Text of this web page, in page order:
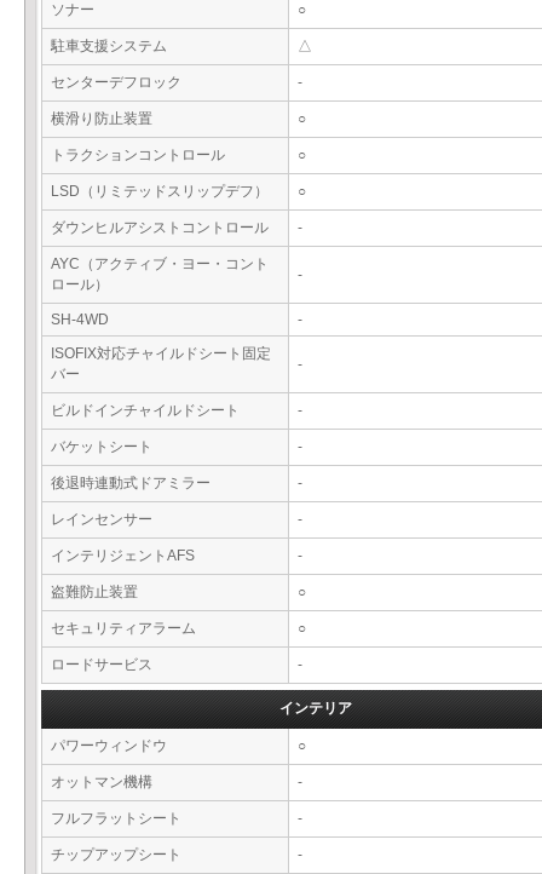
ソナー ○
駐車支援システム △
センターデフロック -
横滑り防止装置 ○
トラクションコントロール ○
LSD（リミテッドスリップデフ） ○
ダウンヒルアシストコントロール -
AYC（アクティブ・ヨー・コント
ロール）
-
SH-4WD
-
ISOFIX対応チャイルドシート固定
バー
-
ビルドインチャイルドシート -
バケットシート -
後退時連動式ドアミラー -
レインセンサー -
インテリジェントAFS -
盗難防止装置 ○
セキュリティアラーム ○
ロードサービス -
インテリア
パワーウィンドウ ○
オットマン機構 -
フルフラットシート -
チップアップシート -